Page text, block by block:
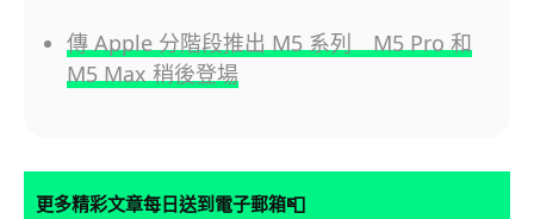
傳 Apple 分階段推出 M5 系列 M5 Pro 和
M5 Max 稍後登場
更多精彩文章每日送到電子郵箱📮